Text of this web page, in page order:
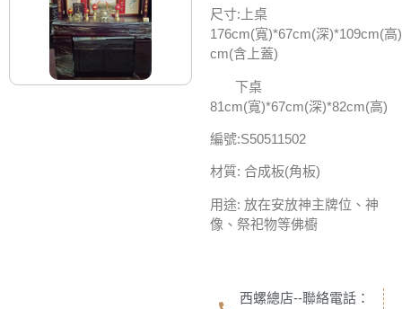
尺寸:上桌
176cm(寬)*67cm(深)*109cm(高
cm(含上蓋)
下桌
81cm(寬)*67cm(深)*82cm(高)
編號:S50511502
材質: 合成板(角板)
用途: 放在安放神主牌位、神
像、祭祀物等佛櫥
西螺總店--聯絡電話：